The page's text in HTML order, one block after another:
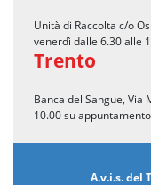
Unità di Raccolta c/o
venerdì dalle 6.30 alle
Trento
Banca del Sangue, Via
10.00 su appuntamento
A.v.i.s. del